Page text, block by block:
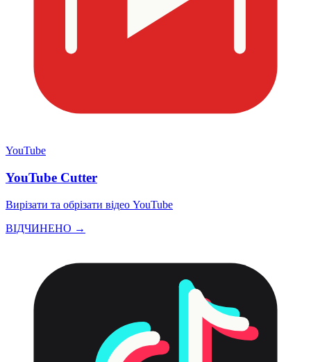
YouTube
YouTube Cutter
Вирізати та обрізати відео YouTube
ВІДЧИНЕНО →